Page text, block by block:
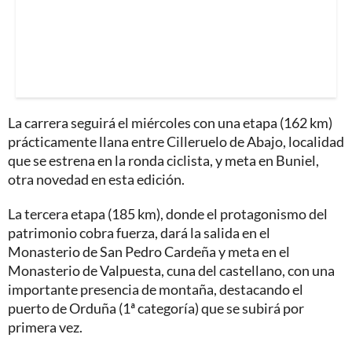
La carrera seguirá el miércoles con una etapa (162 km)
prácticamente llana entre Cilleruelo de Abajo, localidad
que se estrena en la ronda ciclista, y meta en Buniel,
otra novedad en esta edición.
La tercera etapa (185 km), donde el protagonismo del
patrimonio cobra fuerza, dará la salida en el
Monasterio de San Pedro Cardeña y meta en el
Monasterio de Valpuesta, cuna del castellano, con una
importante presencia de montaña, destacando el
puerto de Orduña (1ª categoría) que se subirá por
primera vez.